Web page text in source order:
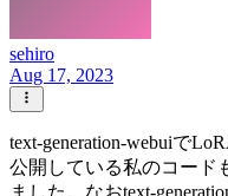
sehiro
Aug 17, 2023
text-generation-webuiで
公開している私のコード
ました。なおtext-